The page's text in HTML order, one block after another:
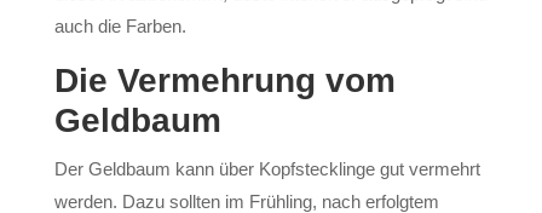
auch die Farben.
Die Vermehrung vom
Geldbaum
Der Geldbaum kann über Kopfstecklinge gut vermehrt
werden. Dazu sollten im Frühling, nach erfolgtem